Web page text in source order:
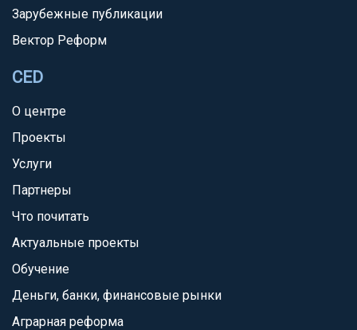
Зарубежные публикации
Вектор Реформ
CED
О центре
Проекты
Услуги
Партнеры
Что почитать
Актуальные проекты
Обучение
Деньги, банки, финансовые рынки
Аграрная реформа